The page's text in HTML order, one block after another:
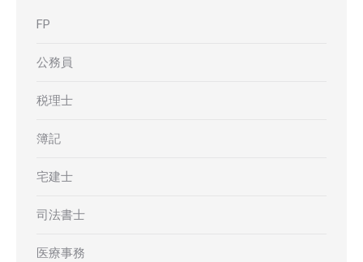
FP
公務員
税理士
簿記
宅建士
司法書士
医療事務